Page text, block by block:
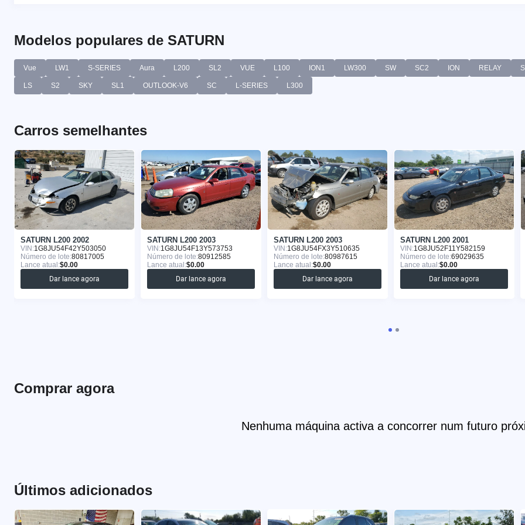
Modelos populares de SATURN
Vue LW1 S-SERIES Aura L200 SL2 VUE L100 ION1 LW300 SW SC2 ION RELAY
LS S2 SKY SL1 OUTLOOK-V6 SC L-SERIES L300
Carros semelhantes
SATURN L200 2002
VIN:1G8JU54F42Y503050
Número de lote:80817005
Lance atual:$0.00
Dar lance agora
SATURN L200 2003
VIN:1G8JU54F13Y573753
Número de lote:80912585
Lance atual:$0.00
Dar lance agora
SATURN L200 2003
VIN:1G8JU54FX3Y510635
Número de lote:80987615
Lance atual:$0.00
Dar lance agora
SATURN L200 2001
VIN:1G8JU52F11Y582159
Número de lote:69029635
Lance atual:$0.00
Dar lance agora
Comprar agora
Nenhuma máquina activa a concorrer num futuro
Últimos adicionados